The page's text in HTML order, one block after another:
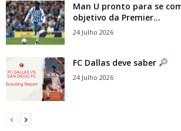
Man U pronto para se
objetivo da Premier...
24 Julho 2026
FC Dallas deve saber
24 Julho 2026